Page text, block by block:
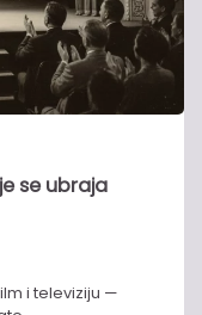
se ubraja
i televiziju —